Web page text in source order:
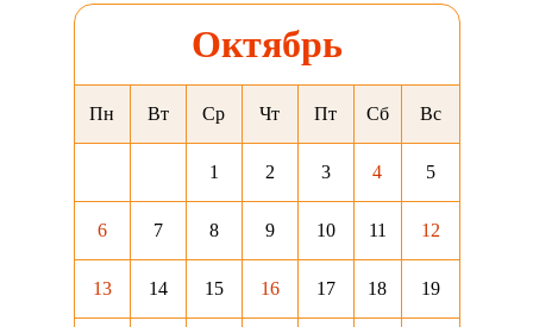
Октябрь
Пн Вт Ср Чт Пт Сб Вс
1 2 3 4 5
6 7 8 9 10 11 12
13 14 15 16 17 18 19